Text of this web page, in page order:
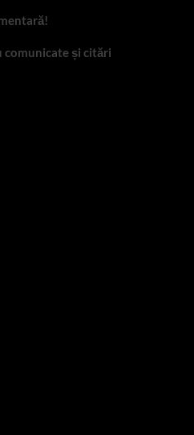
comunicate și citări